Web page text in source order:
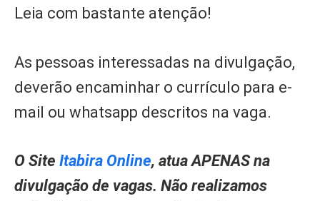
Leia com bastante atenção!
As pessoas interessadas na divulgação,
deverão encaminhar o currículo para e-
mail ou whatsapp descritos na vaga.
O Site Itabira Online, atua APENAS na
divulgação de vagas. Não realizamos